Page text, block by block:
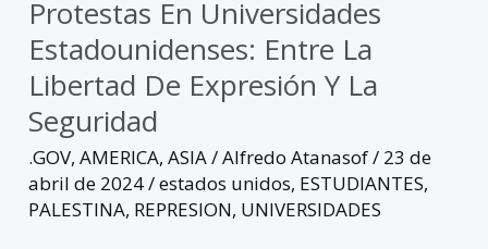
Protestas En Universidades
Estadounidenses: Entre La
Libertad De Expresión Y La
Seguridad
.GOV,AMERICA,ASIA/Alfredo Atanasof/ 23 de
abril de 2024/estados unidos, ESTUDIANTES,
PALESTINA, REPRESION, UNIVERSIDADES
seguridad